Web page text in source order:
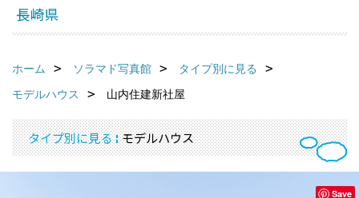
長崎県
ホーム ソラマド写真館
タイプ別に見る
モデルハウス
山内住建新社屋
タイプ別に見る モデルハウス
Save